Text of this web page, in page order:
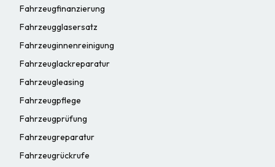
Fahrzeugfinanzierung
Fahrzeugglasersatz
Fahrzeuginnenreinigung
Fahrzeuglackreparatur
Fahrzeugleasing
Fahrzeugpflege
Fahrzeugprüfung
Fahrzeugreparatur
Fahrzeugrückrufe